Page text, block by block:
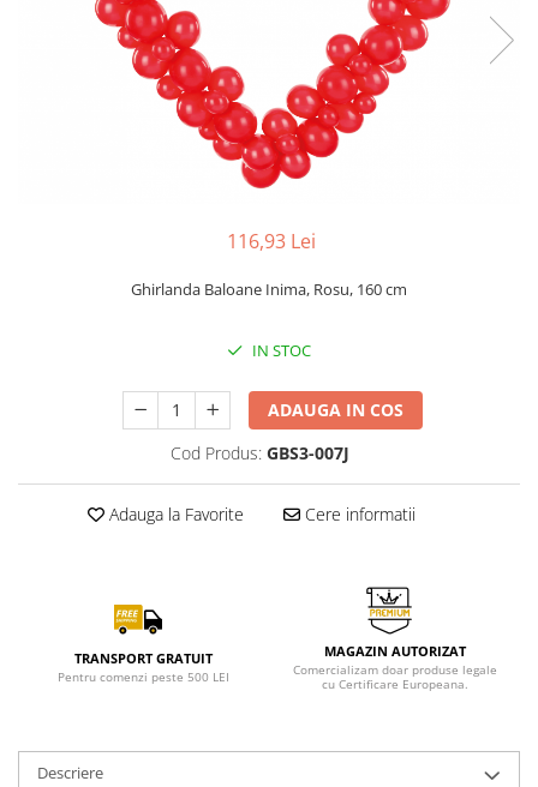
116,93 Lei
Ghirlanda Baloane Inima, Rosu, 160 cm
IN STOC
ADAUGA IN COS
Cod Produs: GBS3-007J
Adauga la Favorite Cere informatii
TRANSPORT GRATUIT
Pentru comenzi peste 500 LEI
MAGAZIN AUTORIZAT
Comercializam doar produse legale
cu Certificare Europeana.
Descriere